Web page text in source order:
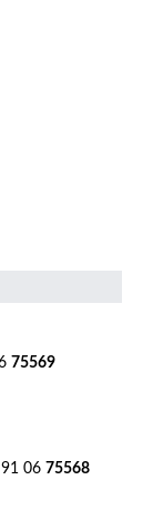
75569
06 75568